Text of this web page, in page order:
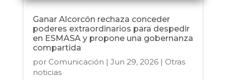
Ganar Alcorcón rechaza conceder
poderes extraordinarios para despedir
en ESMASA y propone una gobernanza
compartida
por Comunicación | Jun 29, 2026| Otras
noticias